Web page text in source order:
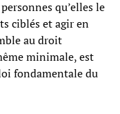
qu’elles le
ciblés et agir en
au droit
minimale, est
fondamentale du